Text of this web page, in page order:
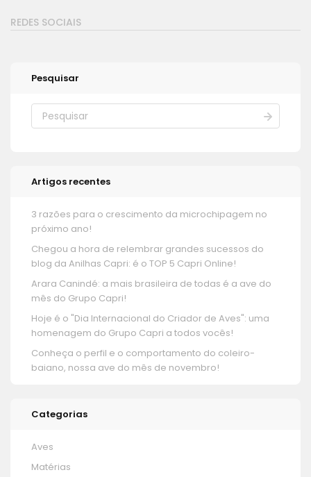
REDES SOCIAIS
Pesquisar
Artigos recentes
3 razões para o crescimento da microchipagem no
próximo ano!
Chegou a hora de relembrar grandes sucessos do
blog da Anilhas Capri: é o TOP 5 Capri Online!
Arara Canindé: a mais brasileira de todas é a ave do
mês do Grupo Capri!
Hoje é o "Dia Internacional do Criador de Aves": uma
homenagem do Grupo Capri a todos vocês!
Conheça o perfil e o comportamento do coleiro-
baiano, nossa ave do mês de novembro!
Categorias
Aves
Matérias